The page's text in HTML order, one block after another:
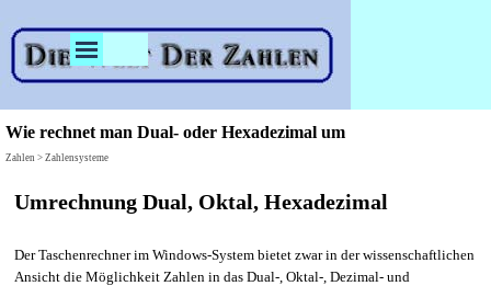
Menü überspringen
Wie rechnet man Dual- oder Hexadezimal um
Zahlen > Zahlensysteme
Umrechnung Dual, Oktal, Hexadezimal
Der Taschenrechner im Windows-System bietet zwar in der wissenschaftlichen
Ansicht die Möglichkeit Zahlen in das Dual-, Oktal-, Dezimal- und